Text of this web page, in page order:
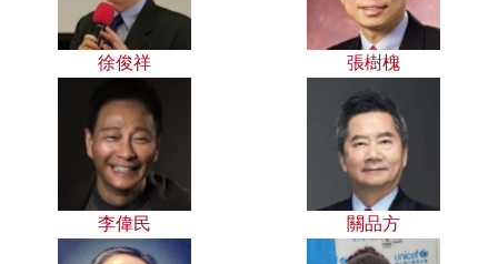
徐俊祥 張樹槐
李偉民 關品方